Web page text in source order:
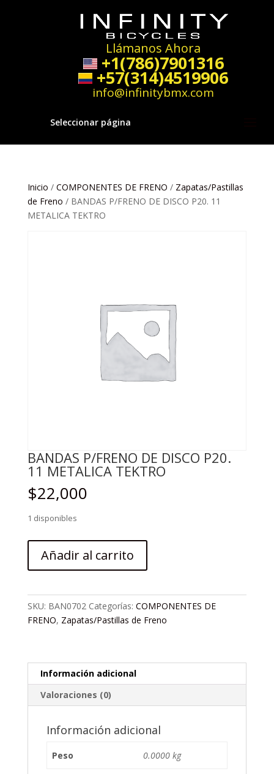
Llámanos Ahora
+1(786)7901316
+57(314)4519906
info@infinitybmx.com
Seleccionar página
Inicio / COMPONENTES DE FRENO / Zapatas/Pastillas
de Freno / BANDAS P/FRENO DE DISCO P20. 11
METALICA TEKTRO
BANDAS P/FRENO DE DISCO P20.
11 METALICA TEKTRO
$22,000
1 disponibles
P/FRENO
DE
P20.
11
Añadir al carrito
SKU: BAN0702 Categorías: COMPONENTES DE
FRENO, Zapatas/Pastillas de Freno
Información adicional
Valoraciones (0)
Información adicional
Peso 0.0000 kg